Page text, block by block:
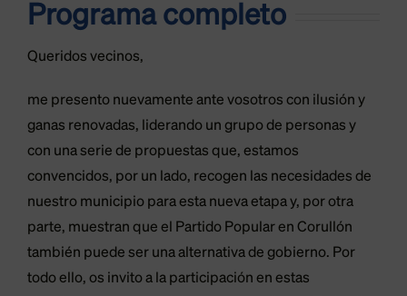
Programa completo
Queridos vecinos,
me presento nuevamente ante vosotros con ilusión y
ganas renovadas, liderando un grupo de personas y
con una serie de propuestas que, estamos
convencidos, por un lado, recogen las necesidades de
nuestro municipio para esta nueva etapa y, por otra
parte, muestran que el Partido Popular en Corullón
también puede ser una alternativa de gobierno. Por
todo ello, os invito a la participación en estas